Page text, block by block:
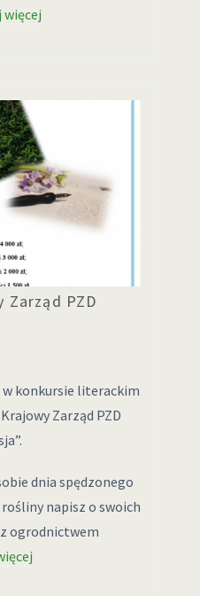
więcej
Zarząd PZD
w konkursie literackim
Zarząd PZD
dnia spędzonego
napisz o swoich
ogrodnictwem